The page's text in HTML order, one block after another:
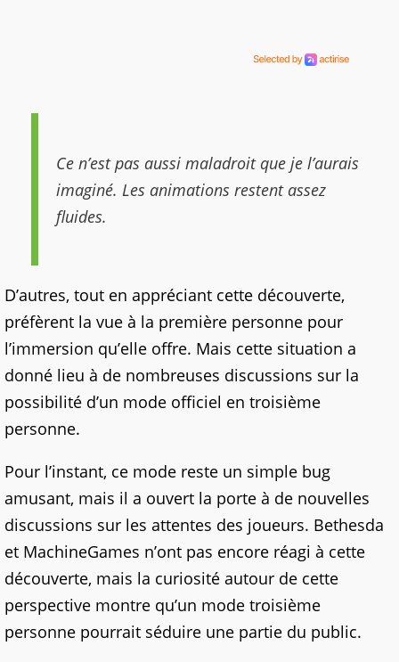
Ce n’est pas aussi maladroit que je l’aurais
imaginé. Les animations restent assez
fluides.
D’autres, tout en appréciant cette découverte,
préfèrent la vue à la première personne pour
l’immersion qu’elle offre. Mais cette situation a
donné lieu à de nombreuses discussions sur la
possibilité d’un mode officiel en troisième
personne.
Pour l’instant, ce mode reste un simple bug
amusant, mais il a ouvert la porte à de nouvelles
discussions sur les attentes des joueurs. Bethesda
et MachineGames n’ont pas encore réagi à cette
découverte, mais la curiosité autour de cette
perspective montre qu’un mode troisième
personne pourrait séduire une partie du public.